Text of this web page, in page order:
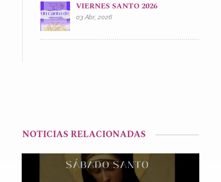
VIERNES SANTO 2026
03 Abr, 2026
NOTICIAS RELACIONADAS